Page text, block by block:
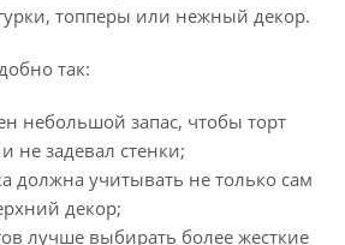
топперы или нежный декор.
так:
небольшой запас, чтобы торт
не задевал стенки;
должна учитывать не только сам
декор;
лучше выбирать более жесткие